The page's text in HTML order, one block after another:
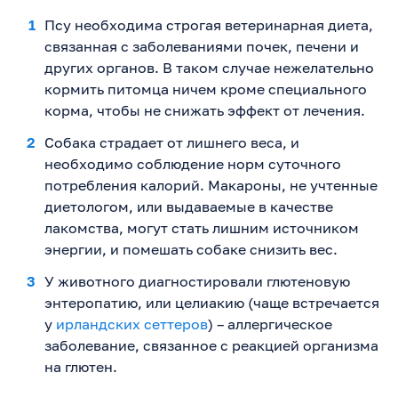
Псу необходима строгая ветеринарная диета,
связанная с заболеваниями почек, печени и
других органов. В таком случае нежелательно
кормить питомца ничем кроме специального
корма, чтобы не снижать эффект от лечения.
Собака страдает от лишнего веса, и
необходимо соблюдение норм суточного
потребления калорий. Макароны, не учтенные
диетологом, или выдаваемые в качестве
лакомства, могут стать лишним источником
энергии, и помешать собаке снизить вес.
У животного диагностировали глютеновую
энтеропатию, или целиакию (чаще встречается
у ирландских сеттеров) – аллергическое
заболевание, связанное с реакцией организма
на глютен.